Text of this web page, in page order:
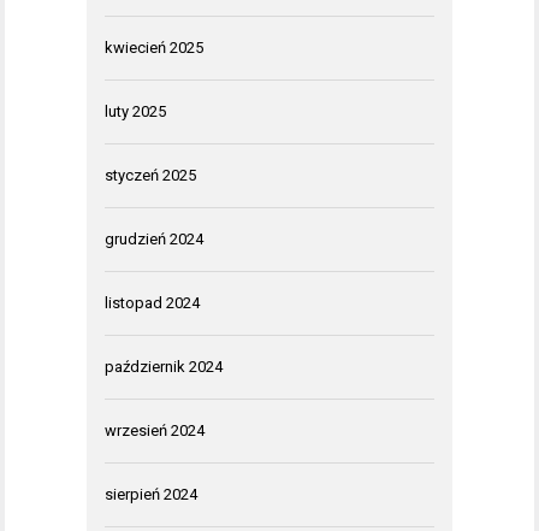
kwiecień 2025
luty 2025
styczeń 2025
grudzień 2024
listopad 2024
październik 2024
wrzesień 2024
sierpień 2024